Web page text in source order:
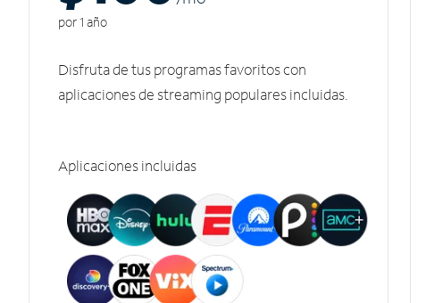
por 1 año
Disfruta de tus programas favoritos con
aplicaciones de streaming populares incluidas.
Aplicaciones incluidas